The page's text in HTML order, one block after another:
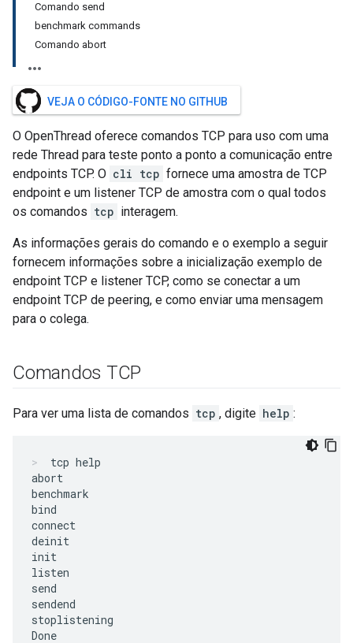
Comando send
benchmark commands
Comando abort
VEJA O CÓDIGO-FONTE NO GITHUB
O OpenThread oferece comandos TCP para uso com uma
rede Thread para teste ponto a ponto a comunicação entre
endpoints TCP. O cli tcp fornece uma amostra de TCP
endpoint e um listener TCP de amostra com o qual todos
os comandos tcp interagem.
As informações gerais do comando e o exemplo a seguir
fornecem informações sobre a inicialização exemplo de
endpoint TCP e listener TCP, como se conectar a um
endpoint TCP de peering, e como enviar uma mensagem
para o colega.
Comandos TCP
Para ver uma lista de comandos tcp , digite help :
tcp help
abort
benchmark
bind
connect
deinit
init
listen
send
sendend
stoplistening